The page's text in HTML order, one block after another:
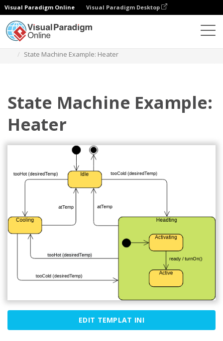
Visual Paradigm Online Visual Paradigm Desktop
State Machine Example: Heater
State Machine Example:
Heater
EDIT TEMPLAT INI